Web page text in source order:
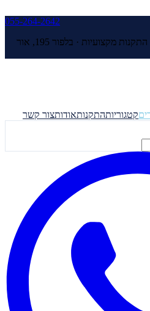
055-264-2642
מקצועיות ·
בלפור 195, אור
קטגוריותהתקנותאודותצור קשר